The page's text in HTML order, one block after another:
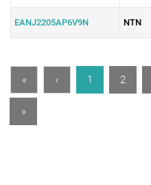
EANJ2205AP6V9N NTN
« ‹ 1 2
»